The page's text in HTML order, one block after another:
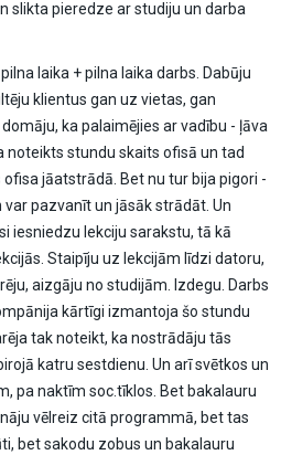
slikta pieredze ar studiju un darba
laika + pilna laika darbs. Dabūju
klientus gan uz vietas, gan
ka palaimējies ar vadību - ļāva
noteikts stundu skaits ofisā un tad
ofisa jāatstrādā. Bet nu tur bija pigori -
pazvanīt un jāsāk strādāt. Un
iesniedzu lekciju sarakstu, tā kā
Staipīju uz lekcijām līdzi datoru,
aizgāju no studijām. Izdegu. Darbs
kārtīgi izmantoja šo stundu
tak noteikt, ka nostrādāju tās
katru sestdienu. Un arī svētkos un
pa naktīm soc.tīklos. Bet bakalauru
vēlreiz citā programmā, bet tas
bet sakodu zobus un bakalauru